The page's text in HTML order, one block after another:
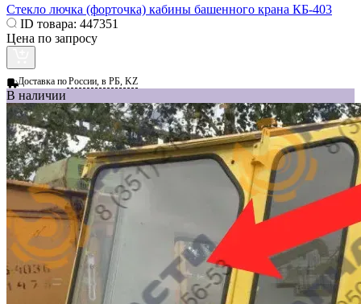
Стекло лючка (форточка) кабины башенного крана КБ-403
ID товара: 447351
Цена по запросу
Доставка поРоссии, в РБ, KZ
В наличии